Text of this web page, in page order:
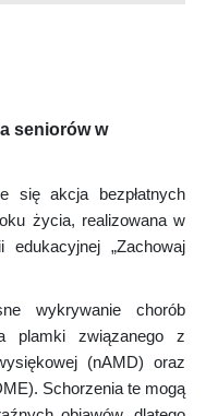
seniorów w
się akcja bezpłatnych
życia, realizowana w
edukacyjnej „Zachowaj
wykrywanie chorób
plamki związanego z
(nAMD) oraz
Schorzenia te mogą